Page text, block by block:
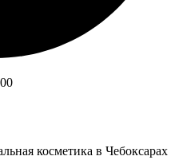
косметика в Чебоксарах